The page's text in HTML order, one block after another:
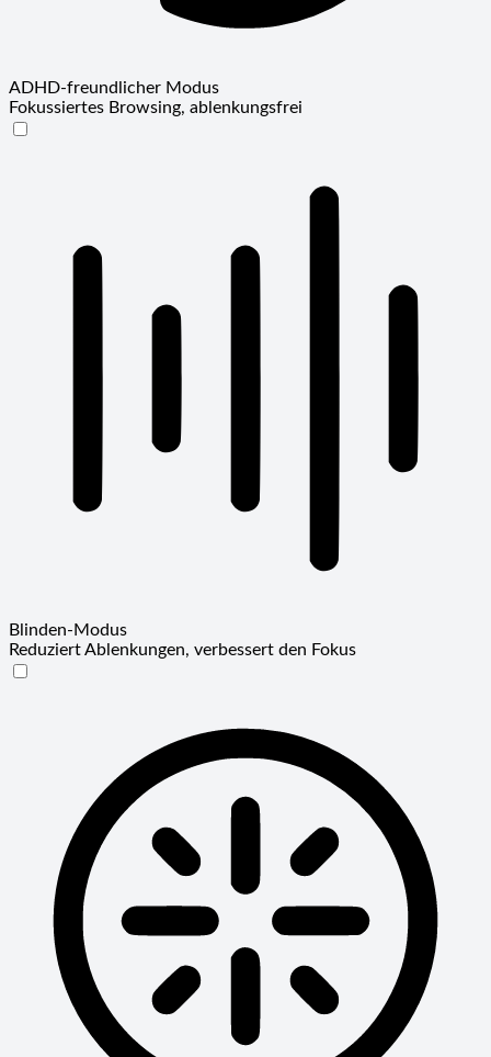
ADHD-freundlicher Modus
Fokussiertes Browsing, ablenkungsfrei
Blinden-Modus
Reduziert Ablenkungen, verbessert den Fokus